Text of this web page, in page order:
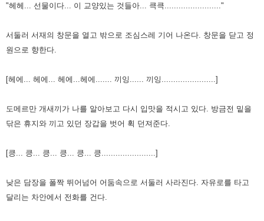
"헤헤... 선물이다... 이 교양있는 것들아... 큭큭........................"
서둘러 서재의 창문을 열고 밖으로 조심스레 기어 나온다. 창문을 닫고 정
원으로 향한다.
[헤에... 헤에... 헤에...헤에....... 끼잉...... 끼잉.......................]
도메르만 개새끼가 나를 알아보고 다시 입맛을 적시고 있다. 방금전 밑을
닦은 휴지와 끼고 있던 장갑을 벗어 휙 던져준다.
[킁... 킁... 킁... 킁... 킁... 킁.......................]
낮은 담장을 폴짝 뛰어넘어 어둠속으로 서둘러 사라진다. 자유로를 타고
달리는 차안에서 전화를 건다.